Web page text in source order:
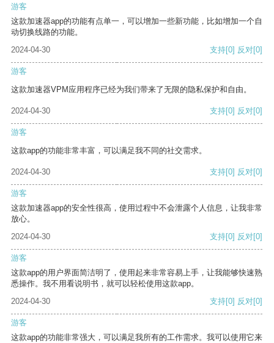
游客
这款加速器app的功能有点单一，可以增加一些新功能，比如增加一个自
动切换线路的功能。
2024-04-30
支持[0] 反对[0]
游客
这款加速器VPM应用程序已经为我们带来了无限的隐私保护和自由。
2024-04-30 支持[0] 反对[0]
游客
这款app的功能非常丰富，可以满足我不同的社交需求。
2024-04-30 支持[0] 反对[0]
游客
这款加速器app的安全性很高，使用过程中不会泄露个人信息，让我非常
放心。
2024-04-30
支持[0] 反对[0]
游客
这款app的用户界面简洁明了，使用起来非常容易上手，让我能够快速熟
悉操作。我不用看说明书，就可以轻松使用这款app。
2024-04-30
支持[0] 反对[0]
游客
这款app的功能非常强大，可以满足我所有的工作需求。我可以使用它来